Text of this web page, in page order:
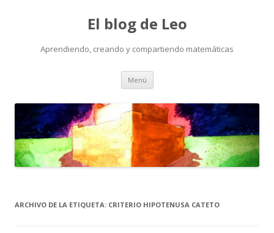
El blog de Leo
Aprendiendo, creando y compartiendo matemáticas
Menú Saltar
contenido
ARCHIVO DE LA ETIQUETA: CRITERIO HIPOTENUSA CATETO